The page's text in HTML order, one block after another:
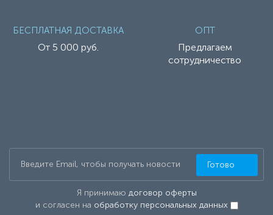
БЕСПЛАТНАЯ ДОСТАВКА
От 5 000 руб.
ОПТ
Предлагаем
сотрудничество
Я принимаю договор оферты
и согласен на обработку персональных данных
Готово